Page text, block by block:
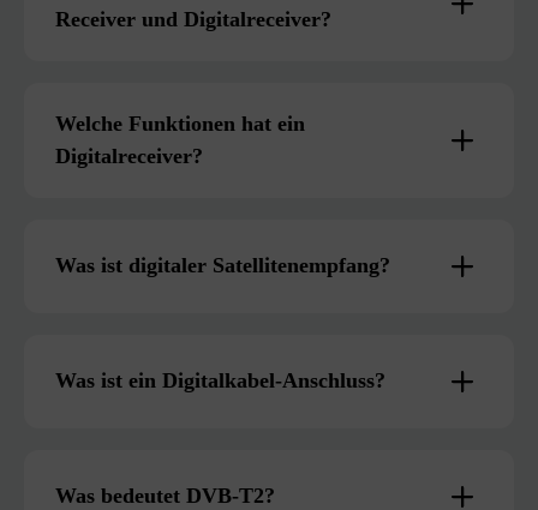
Receiver und Digitalreceiver?
Welche Funktionen hat ein
Digitalreceiver?
Was ist digitaler Satellitenempfang?
Was ist ein Digitalkabel-Anschluss?
Was bedeutet DVB-T2?